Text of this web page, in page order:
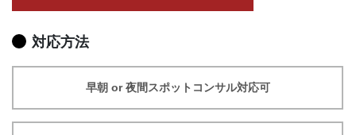
対応方法
早朝 or 夜間スポットコンサル対応可